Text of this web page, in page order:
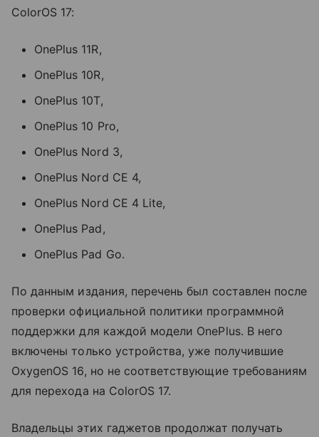
ColorOS 17:
OnePlus 11R,
OnePlus 10R,
OnePlus 10T,
OnePlus 10 Pro,
OnePlus Nord 3,
OnePlus Nord CE 4,
OnePlus Nord CE 4 Lite,
OnePlus Pad,
OnePlus Pad Go.
По данным издания, перечень был составлен после
проверки официальной политики программной
поддержки для каждой модели OnePlus. В него
включены только устройства, уже получившие
OxygenOS 16, но не соответствующие требованиям
для перехода на ColorOS 17.
Владельцы этих гаджетов продолжат получать